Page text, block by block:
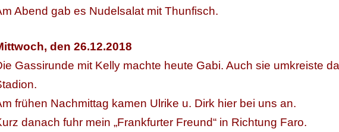
Abend gab es Nudelsalat mit Thunfisch.
den 26.12.2018
Gassirunde mit Kelly machte heute Gabi. Auch sie umkreiste
frühen Nachmittag kamen Ulrike u. Dirk hier bei uns an.
danach fuhr mein „Frankfurter Freund“ in Richtung Faro.